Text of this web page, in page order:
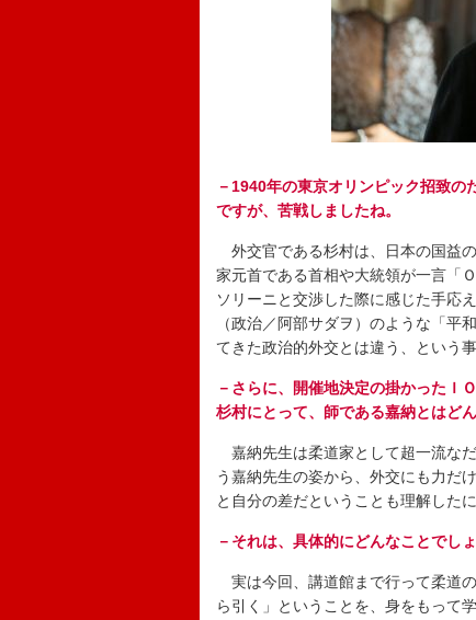
－1940年の東京オリンピック招致
ですが、苦戦しましたね。
外交官である杉村は、日本の国益
家元首である首相や大統領が一言「
ソリーニと交渉した際に感じた手応
（政治／阿部サダヲ）のような「平
てきた政治的外交とは違う、という
－さらに、開催地決定の掛かったＩ
杉村にとって、師である嘉納とはど
嘉納先生は柔道家として超一流な
う嘉納先生の姿から、外交にも力だ
と自分の差だということも理解した
－それは、具体的にどんなことでしょ
実は今回、講道館まで行って柔道
ら引く」ということを、身をもって